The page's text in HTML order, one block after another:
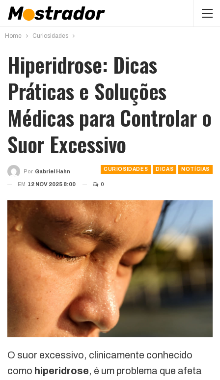
Home Curiosidades
Hiperidrose: Dicas
Práticas e Soluções
Médicas para Controlar o
Suor Excessivo
CURIOSIDADES DICAS NOTÍCIAS
Por Gabriel Hahn
EM 12 NOV 2025 8:00 0
O suor excessivo, clinicamente conhecido
como hiperidrose, é um problema que afeta